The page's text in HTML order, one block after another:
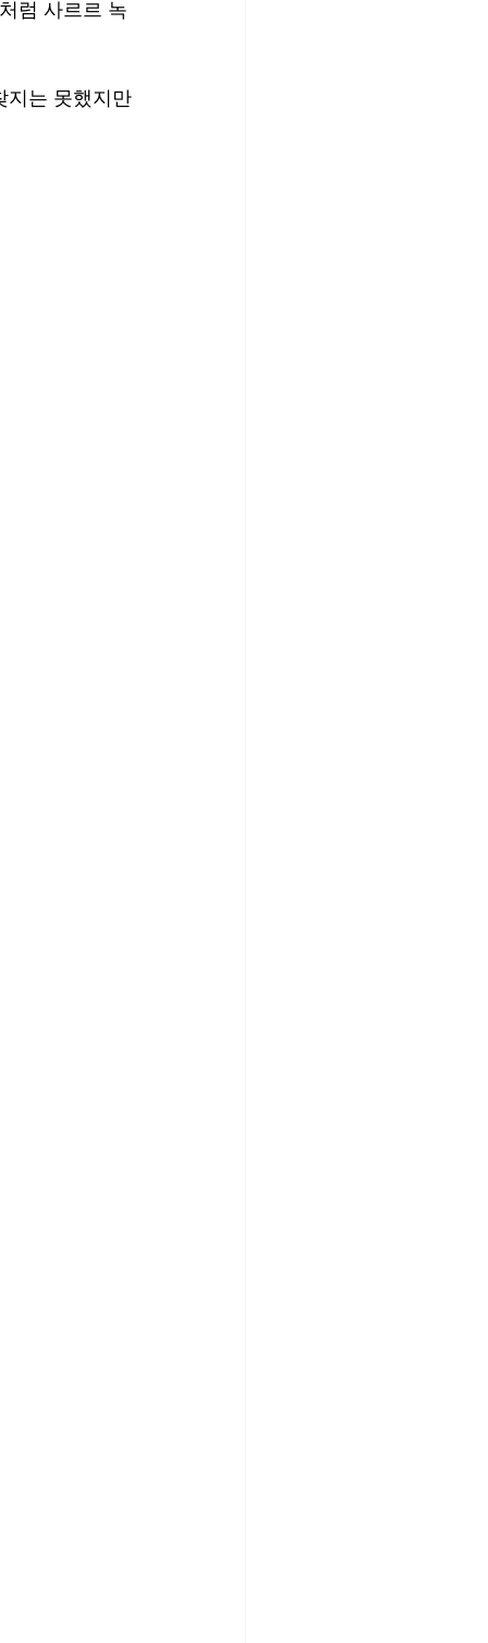
럼 사르르 녹
지는 못했지만